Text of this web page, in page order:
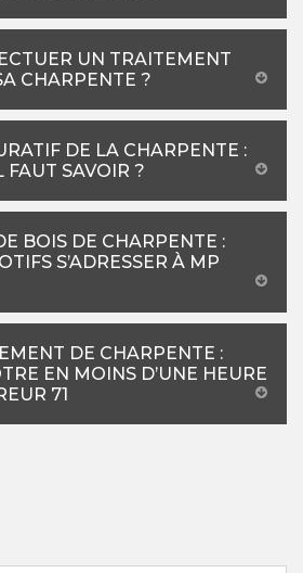
UN TRAITEMENT
CHARPENTE ?
DE LA CHARPENTE :
FAUT SAVOIR ?
BOIS DE CHARPENTE :
S’ADRESSER À MP
DE CHARPENTE :
EN MOINS D’UNE HEURE
71